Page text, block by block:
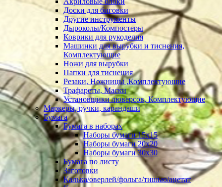
Доски для биговки
Другие инструменты
Дыроколы/Компостеры
Коврики для рукоделия
Машинки для вырубки и тиснения,
Комплектующие
Ножи для вырубки
Папки для тиснения
Резаки, Ножницы ,Комплектующие
Трафареты, Маски
Установщики люверсов, Комплектующие
Маркеры, ручки, карандаши
Бумага
Бумага в наборах
Наборы бумаги 15х15
Наборы бумаги 20х20
Наборы бумаги 30х30
Бумага по листу
Заготовки
Калька/оверлей/фольга/тишью/ацетат